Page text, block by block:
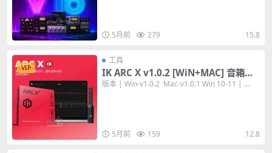
5月前 279 15.8
VIP
工具
IK ARC X v1.0.2 [WiN+MAC] 音箱声
场校准软件有源音箱专业声学
版本 | Win-v1.0.2 Mac-v1.0.1 Win 10-11 | ...
5月前 159 12.8